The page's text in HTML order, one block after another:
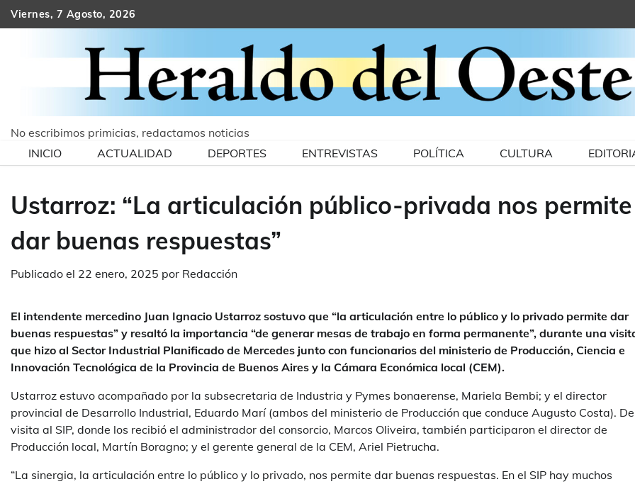
Skip
to
Viernes, 7 Agosto, 2026
No escribimos primicias, redactamos noticias
INICIO
ACTUALIDAD DEPORTES ENTREVISTAS POLÍTICA CULTURA
Ustarroz: “La articulación público-privada nos permite
dar buenas respuestas”
Publicado el 22 enero, 2025 por Redacción
El intendente mercedino Juan Ignacio Ustarroz sostuvo que “la articulación entre lo público y lo privado permite dar
buenas respuestas” y resaltó la importancia “de generar mesas de trabajo en forma permanente”, durante una
que hizo al Sector Industrial Planificado de Mercedes junto con funcionarios del ministerio de Producción, Ciencia e
Innovación Tecnológica de la Provincia de Buenos Aires y la Cámara Económica local (CEM).
Ustarroz estuvo acompañado por la subsecretaria de Industria y Pymes bonaerense, Mariela Bembi; y el director
provincial de Desarrollo Industrial, Eduardo Marí (ambos del ministerio de Producción que conduce Augusto Costa).
visita al SIP, donde los recibió el administrador del consorcio, Marcos Oliveira, también participaron el director de
Producción local, Martín Boragno; y el gerente general de la CEM, Ariel Pietrucha.
“La sinergia, la articulación entre lo público y lo privado, nos permite dar buenas respuestas. En el SIP hay muchos